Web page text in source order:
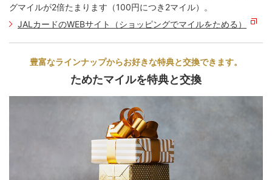
グマイルが2倍たまります（100円につき2マイル）。
JALカードのWEBサイト（ショッピングでマイルをためる）
豊富なラインナップからお好きな特典と交換できます。
ためたマイルを特典と交換